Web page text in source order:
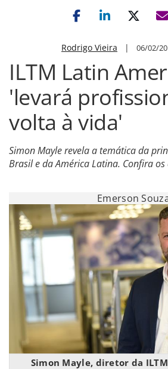
Rodrigo Vieira | 06/02/
ILTM Latin
'levará
volta à vida'
Simon Mayle revela a temática da
Brasil e da América Latina. Confira
Emerson
Simon Mayle, diretor da